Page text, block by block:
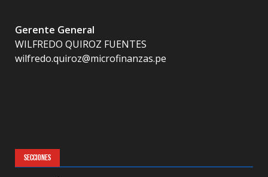
Gerente General
WILFREDO QUIROZ FUENTES
wilfredo.quiroz@microfinanzas.pe
SECCIONES